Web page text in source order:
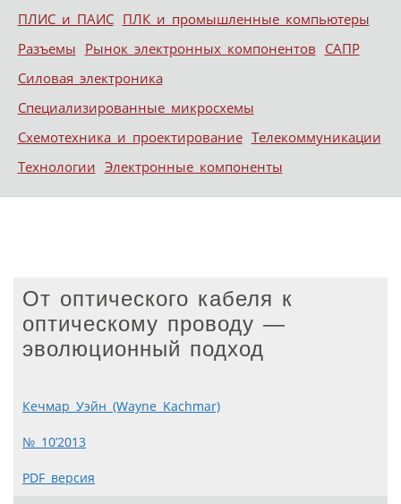
ПЛИС и ПАИС ПЛК и промышленные компьютеры
Разъемы Рынок электронных компонентов САПР
Силовая электроника
Специализированные микросхемы
Схемотехника и проектирование Телекоммуникации
Технологии Электронные компоненты
От оптического кабеля к
оптическому проводу —
эволюционный подход
Кечмар Уэйн (Wayne Kachmar)
№ 10’2013
PDF версия